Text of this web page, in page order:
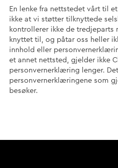
En lenke fra nettstedet vårt til
ikke at vi støtter tilknyttede
kontrollerer ikke de tredjeparts
knyttet til, og påtar oss heller
innhold eller
et annet nettsted, gjelder ikke
personvernerklæring lenger.
personvernerklæringene som
besøker.